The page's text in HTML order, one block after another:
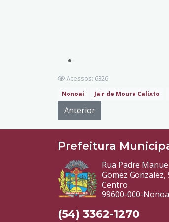
Acessos: 6326
Nonoai Jair de Moura Calixto
Anterior
Prefeitura
Rua Padre Manuel
Gomez Gonzalez,
Centro
99600-000-
(54) 3362-1270